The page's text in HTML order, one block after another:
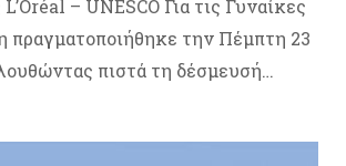
– UNESCO Για τις Γυναίκες
πραγματοποιήθηκε την Πέμπτη 23
πιστά τη δέσμευσή…